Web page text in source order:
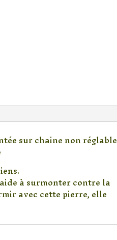
sur chaine non réglable
à surmonter contre la
avec cette pierre, elle